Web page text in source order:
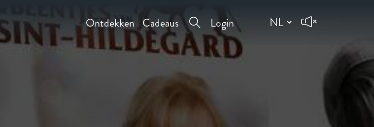
Ontdekken Cadeaus Login